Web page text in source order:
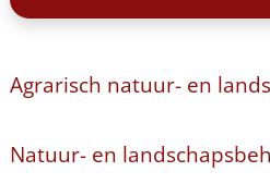
Agrarisch natuur- en
Natuur- en